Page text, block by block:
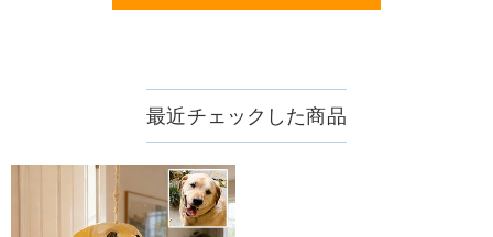
無料となります。（一部離島や遠方へご発送の場合、中継料が
別途加算されます。）
納期=製作作業時間+配送時間 受注製作品のため、ご入金を確
認してから制作となります。大量生産品ではなく、一つ一つ手
でお作りしており、予定作業時間は商品ページに記載しており
ます。そしてご購入の際にお選び頂いた「配送方法」の選択に
よって、お届け日数が異なります。詳細は
確認ください。.
商品に納品書などの明細書は同梱されますか？
ません。領収書発行をご希望の場合は、ご注文明細をメールに
てご確認ください。
商品を海外へ直接発送することは可能でしょうか。
はい、対応可能です。海外配送をご希望の場合は、カスタマー
サポートまで詳しい海外配送先情報をお送りください。配送先
返品・交換はできますか？
最近チェックした商品